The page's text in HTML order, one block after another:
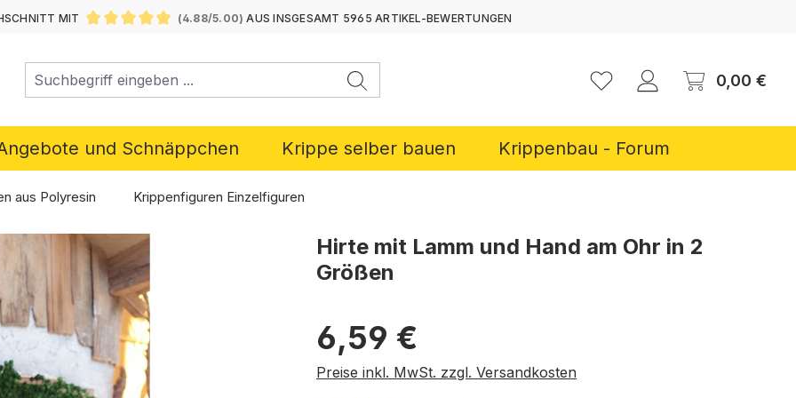
MIT
(4.88/5.00) AUS INSGESAMT 5965 ARTIKEL-BEWERTUNGEN
0,00 €
und Schnäppchen Krippe selber bauen Krippenbau - Forum
aus Polyresin Krippenfiguren Einzelfiguren
Hirte mit Lamm und Hand am Ohr in 2
Größen
Regulärer Preis:
6,59 €
Preise inkl. MwSt. zzgl. Versandkosten